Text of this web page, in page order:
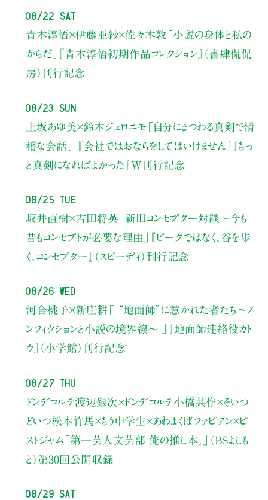
08/22 Sat
青木淳悟×伊藤亜紗×佐々木敦 「小説の身体と私の
からだ」
『青木淳悟初期作品コレクション』（書肆侃侃
房）刊行記念
08/23 Sun
上坂あゆ美×鈴木ジェロニモ 「自分にまつわる真剣で滑
稽な会話」
『会社ではおならをしてはいけません』『もっ
と真剣になればよかった』W刊行記念
08/25 Tue
坂井直樹×吉田将英「新旧コンセプター対談～今も
昔もコンセプトが必要な理由」
『ピークではなく、谷を歩
く。コンセプター』（スピーディ）刊行記念
08/26 Wed
河合桃子×新庄耕「 “地面師”に惹かれた者たち〜ノ
ンフィクションと小説の境界線〜 」
『地面師連絡役カト
ウ』（小学館）刊行記念
08/27 Thu
ドンデコルテ渡辺銀次×ドンデコルテ小橋共作×そいつ
どいつ松本竹馬×もう中学生×あわよくばファビアン×ピ
ストジャム「第一芸人文芸部 俺の推し本。」（BSよしも
と） 第30回公開収録
08/29 Sat